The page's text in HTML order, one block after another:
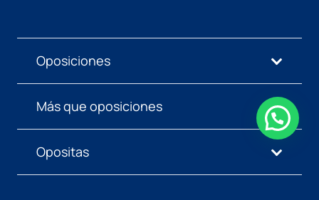
Oposiciones
Más que oposiciones
Opositas